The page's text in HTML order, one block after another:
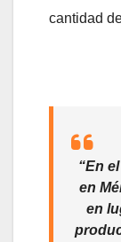
cantidad
“En
en
en